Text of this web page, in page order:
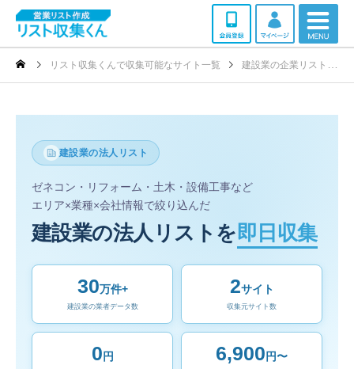
リスト収集くんで収集可能なサイト一覧 建設業の企業リストを激安作成ダウンロード
建設業の法人リスト
ゼネコン・リフォーム・土木・設備工事など
エリア×業種×会社情報で絞り込んだ
建設業の法人リストを即日収集
30万件+
建設業の業者データ数
2サイト
収集元サイト数
0 円 6,900 円〜